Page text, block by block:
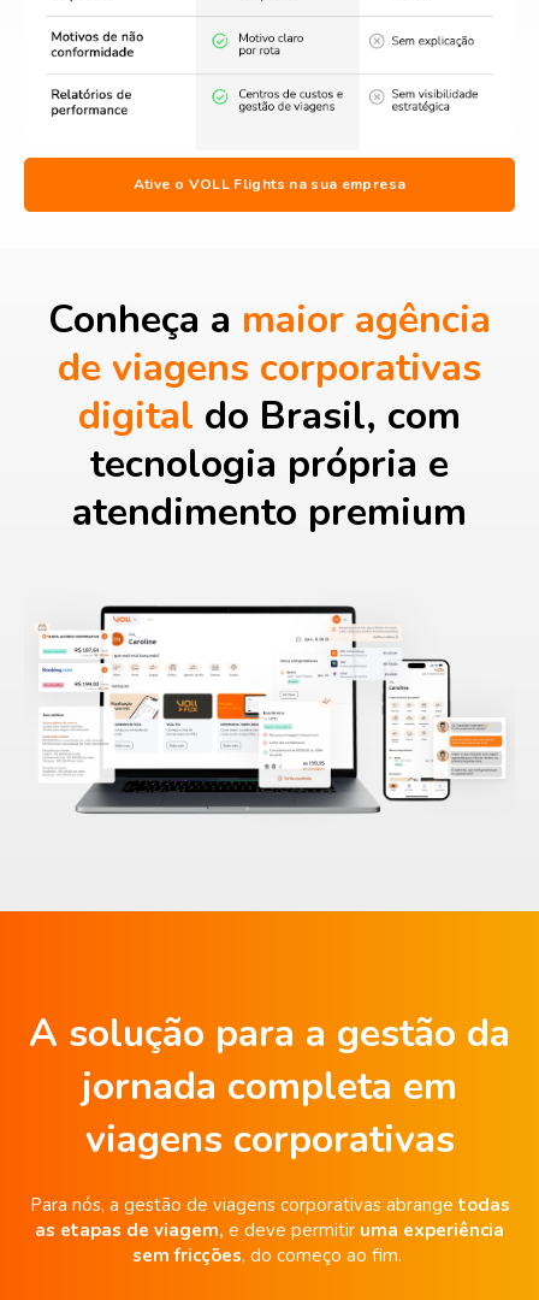
Ative o VOLL Flights na sua empresa
Conheça a maior agência
de viagens corporativas
digital do Brasil, com
tecnologia própria e
atendimento premium
A solução para a gestão da
jornada completa em
viagens corporativas
Para nós, a gestão de viagens corporativas abrange todas
as etapas de viagem, e deve permitir uma experiência
sem fricções, do começo ao fim.